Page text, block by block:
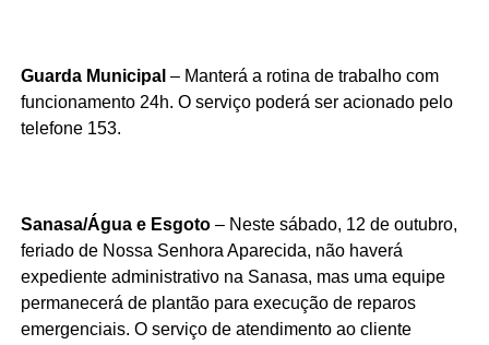
Guarda Municipal – Manterá a rotina de trabalho com
funcionamento 24h. O serviço poderá ser acionado pelo
telefone 153.
Sanasa/Água e Esgoto – Neste sábado, 12 de outubro,
feriado de Nossa Senhora Aparecida, não haverá
expediente administrativo na Sanasa, mas uma equipe
permanecerá de plantão para execução de reparos
emergenciais. O serviço de atendimento ao cliente